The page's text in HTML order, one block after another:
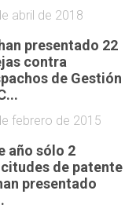
abril de 2018
presentado 22
contra
de Gestión
febrero de 2015
año sólo 2
de patente
presentado